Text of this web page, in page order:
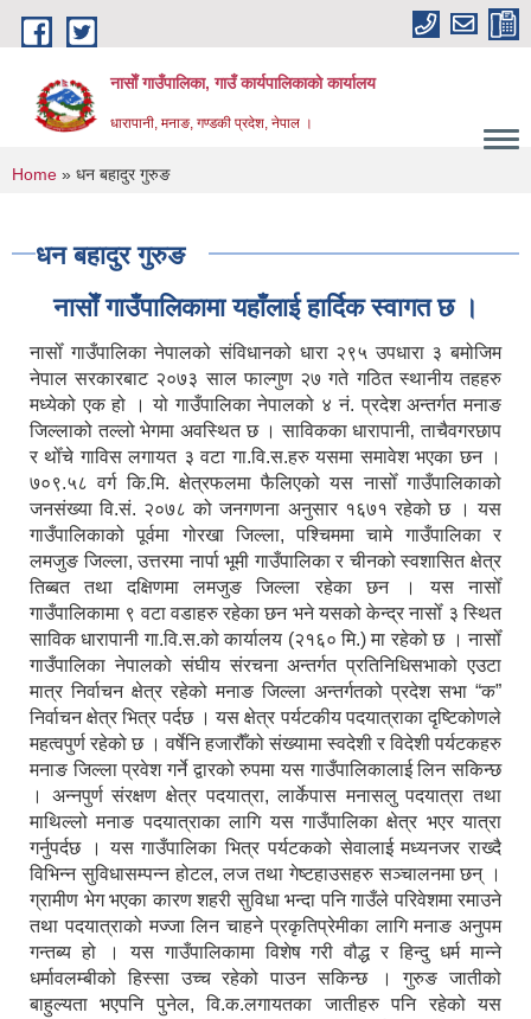
Skip to main content
नासाेँ गाउँपालिका, गाउँ कार्यपालिकाकाे कार्यालय
धारापानी, मनाङ, गण्डकी प्रदेश, नेपाल ।
You are here
Home » धन बहादुर गुरुङ
धन बहादुर गुरुङ
नासाेँ गाउँपालिकामा यहाँलाई हार्दिक स्वागत छ ।
नासोँ गाउँपालिका नेपालको संविधानको धारा २९५ उपधारा ३ बमोजिम
नेपाल सरकारबाट २०७३ साल फाल्गुण २७ गते गठित स्थानीय तहहरु
मध्येको एक हो । यो गाउँपालिका नेपालको ४ नं. प्रदेश अन्तर्गत मनाङ
जिल्लाको तल्लो भेगमा अवस्थित छ । साविकका धारापानी‚ ताचैवगरछाप
र थोँचे गाविस लगायत ३ वटा गा.वि.स.हरु यसमा समावेश भएका छन ।
७०९.५८ वर्ग कि.मि. क्षेत्रफलमा फैलिएको यस नासोँ गाउँपालिकाको
जनसंख्या वि.सं. २०७८ को जनगणना अनुसार १६७१ रहेको छ । यस
गाउँपालिकाको पूर्वमा गोरखा जिल्ला, पश्चिममा चामे गाउँपालिका र
लमजुङ जिल्ला, उत्तरमा नार्पा भूमी गाउँपालिका र चीनको स्वशासित क्षेत्र
तिब्बत तथा दक्षिणमा लमजुङ जिल्ला रहेका छन । यस नासोँ
गाउँपालिकामा ९ वटा वडाहरु रहेका छन भने यसको केन्द्र नासोँ ३ स्थित
साविक धारापानी गा.वि.स.को कार्यालय (२१६० मि.) मा रहेको छ । नासोँ
गाउँपालिका नेपालको संघीय संरचना अन्तर्गत प्रतिनिधिसभाको एउटा
मात्र निर्वाचन क्षेत्र रहेको मनाङ जिल्ला अन्तर्गतको प्रदेश सभा “क”
निर्वाचन क्षेत्र भित्र पर्दछ । यस क्षेत्र पर्यटकीय पदयात्राका दृष्टिकोणले
महत्वपुर्ण रहेको छ । वर्षेनि हजारौँको संख्यामा स्वदेशी र विदेशी पर्यटकहरु
मनाङ जिल्ला प्रवेश गर्ने द्वारको रुपमा यस गाउँपालिकालाई लिन सकिन्छ
। अन्नपुर्ण संरक्षण क्षेत्र पदयात्रा, लार्केपास मनासलु पदयात्रा तथा
माथिल्लो मनाङ पदयात्राका लागि यस गाउँपालिका क्षेत्र भएर यात्रा
गर्नुपर्दछ । यस गाउँपालिका भित्र पर्यटकको सेवालाई मध्यनजर राख्दै
विभिन्न सुविधासम्पन्न होटल, लज तथा गेष्टहाउसहरु सञ्चालनमा छन् ।
ग्रामीण भेग भएका कारण शहरी सुविधा भन्दा पनि गाउँले परिवेशमा रमाउने
तथा पदयात्राको मज्जा लिन चाहने प्रकृतिप्रेमीका लागि मनाङ अनुपम
गन्तब्य हो । यस गाउँपालिकामा विशेष गरी वौद्ध र हिन्दु धर्म मान्ने
धर्मावलम्बीको हिस्सा उच्च रहेको पाउन सकिन्छ । गुरुङ जातीको
बाहुल्यता भएपनि पुनेल, वि.क.लगायतका जातीहरु पनि रहेको यस